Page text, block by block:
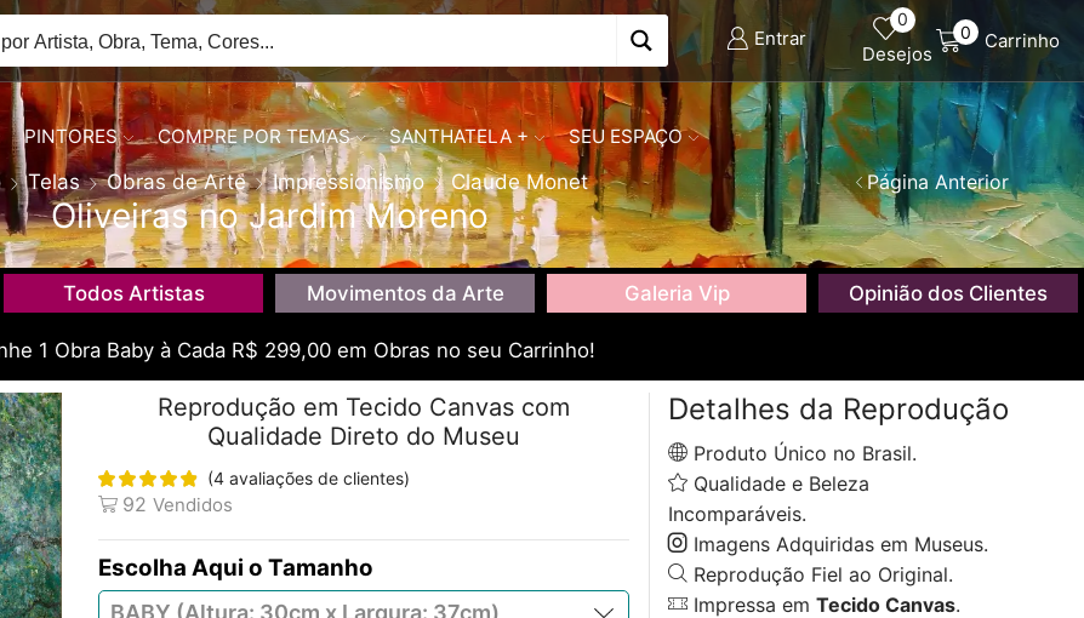
Entrar
0
Desejos
0 Carrinho
PINTORES COMPRE POR TEMAS SANTHATELA + SEU ESPAÇO
Telas Obras de Arte Impressionismo Claude Monet
Oliveiras no Jardim Moreno
Página Anterior
Todos Artistas Movimentos da Arte Galeria Vip Opinião dos Clientes
1 Obra Baby à Cada R$ 299,00 em Obras no seu Carrinho!
Reprodução em Tecido Canvas com
Qualidade Direto do Museu
(4avaliações de clientes)
92 Vendidos
Tamanho
Detalhes da Reprodução
Produto Único no Brasil.
Qualidade e Beleza
Incomparáveis.
Imagens Adquiridas em Museus.
Reprodução Fiel ao Original.
Impressa em Tecido Canvas.